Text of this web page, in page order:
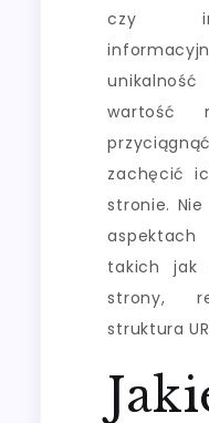
czy
wartość
zachęcić
stronie.
takich jak
strony,
struktura